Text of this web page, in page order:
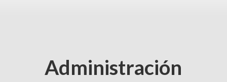
Administración